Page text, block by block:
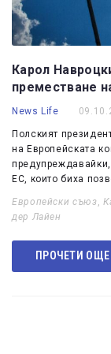
Карол
преместване
News Life
Полският
на Европейската
ЕС, които биха
Европейски съюз
дер Лайен
ПРОЧЕТИ ОЩЕ